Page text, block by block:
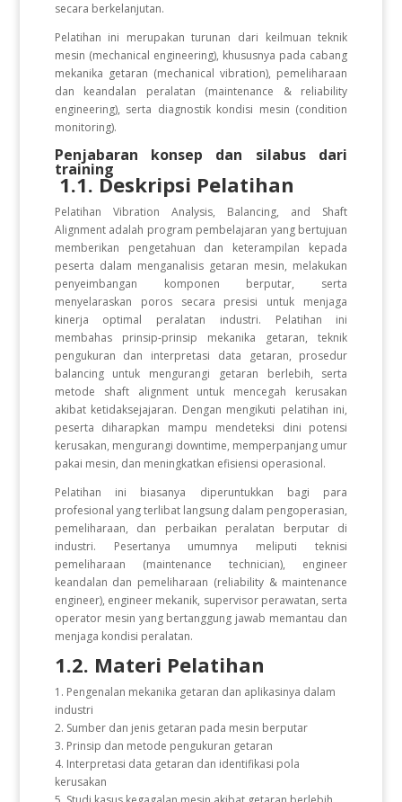
secara berkelanjutan.
Pelatihan ini merupakan turunan dari keilmuan teknik
mesin (mechanical engineering), khususnya pada cabang
mekanika getaran (mechanical vibration), pemeliharaan
dan keandalan peralatan (maintenance & reliability
engineering), serta diagnostik kondisi mesin (condition
monitoring).
Penjabaran konsep dan silabus dari
training
1.1. Deskripsi Pelatihan
Pelatihan Vibration Analysis, Balancing, and Shaft
Alignment adalah program pembelajaran yang bertujuan
memberikan pengetahuan dan keterampilan kepada
peserta dalam menganalisis getaran mesin, melakukan
penyeimbangan komponen berputar, serta
menyelaraskan poros secara presisi untuk menjaga
kinerja optimal peralatan industri. Pelatihan ini
membahas prinsip-prinsip mekanika getaran, teknik
pengukuran dan interpretasi data getaran, prosedur
balancing untuk mengurangi getaran berlebih, serta
metode shaft alignment untuk mencegah kerusakan
akibat ketidaksejajaran. Dengan mengikuti pelatihan ini,
peserta diharapkan mampu mendeteksi dini potensi
kerusakan, mengurangi downtime, memperpanjang umur
pakai mesin, dan meningkatkan efisiensi operasional.
Pelatihan ini biasanya diperuntukkan bagi para
profesional yang terlibat langsung dalam pengoperasian,
pemeliharaan, dan perbaikan peralatan berputar di
industri. Pesertanya umumnya meliputi teknisi
pemeliharaan (maintenance technician), engineer
keandalan dan pemeliharaan (reliability & maintenance
engineer), engineer mekanik, supervisor perawatan, serta
operator mesin yang bertanggung jawab memantau dan
menjaga kondisi peralatan.
1.2. Materi Pelatihan
1. Pengenalan mekanika getaran dan aplikasinya dalam
industri
2. Sumber dan jenis getaran pada mesin berputar
3. Prinsip dan metode pengukuran getaran
4. Interpretasi data getaran dan identifikasi pola
kerusakan